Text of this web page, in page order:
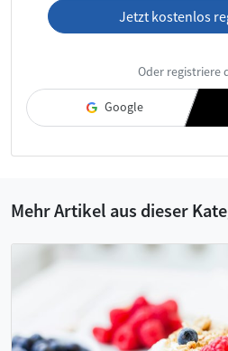
Jetzt kostenlos
Oder registriere
Google
Mehr Artikel aus dieser